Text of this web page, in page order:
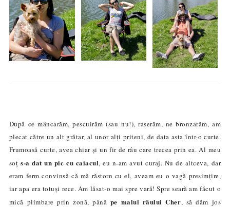
După ce mâncarăm, pescuirăm (sau nu!), raserăm, ne bronzarăm, am
plecat către un alt grătar, al unor alți priteni, de data asta într-o curte.
Frumoasă curte, avea chiar și un fir de râu care trecea prin ea. Al meu
soțs-a dat un pic cu caiacul, eu n-am avut curaj. Nu de altceva, dar
eram ferm convinsă că mă răstorn cu el, aveam eu o vagă presimțire,
iar apa era totuși rece. Am lăsat-o mai spre vară! Spre seară am făcut o
mică plimbare prin zonă, până pe malul râului Cher, să dăm jos